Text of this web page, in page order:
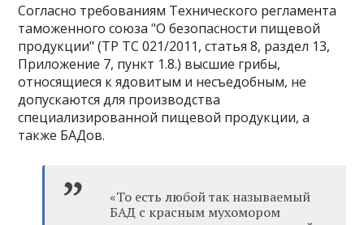
Согласно требованиям Технического регламента
таможенного союза "О безопасности пищевой
продукции" (ТР ТС 021/2011, статья 8, раздел 13,
Приложение 7, пункт 1.8.) высшие грибы,
относящиеся к ядовитым и несъедобным, не
допускаются для производства
специализированной пищевой продукции, а
также БАДов.
«То есть любой так называемый
БАД с красным мухомором